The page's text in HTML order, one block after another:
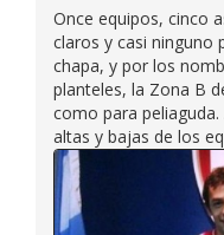
Once equipos, cinco
claros y casi ninguno
chapa, y por los
planteles, la Zona B
como para
altas y bajas de los